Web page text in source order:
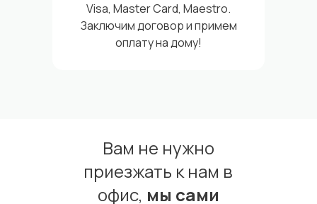
Visa, Master Card, Maestro.
Заключим договор и примем
оплату на дому!
Вам не нужно
приезжать к нам в
офис, мы сами